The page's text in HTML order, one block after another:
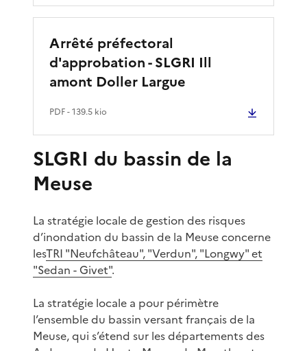
Arrêté préfectoral
d'approbation - SLGRI Ill
amont Doller Largue
PDF- 139.5 kio
SLGRI du bassin de la
Meuse
La stratégie locale de gestion des risques
d’inondation du bassin de la Meuse concerne
lesTRI "Neufchâteau", "Verdun", "Longwy" et
"Sedan - Givet".
La stratégie locale a pour périmètre
l’ensemble du bassin versant français de la
Meuse, qui s’étend sur les départements des